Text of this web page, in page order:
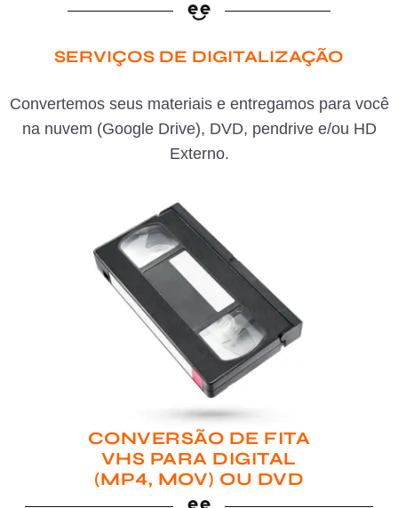
SERVIÇOS DE DIGITALIZAÇÃO
Convertemos seus materiais e entregamos para você
na nuvem (Google Drive), DVD, pendrive e/ou HD
Externo.
CONVERSÃO DE FITA
VHS PARA DIGITAL
(MP4, MOV) OU DVD